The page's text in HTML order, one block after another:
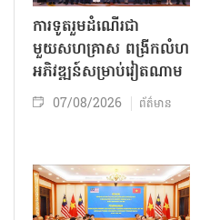
ការទូតរួមដំណើរជា
មួយសហគ្រាស ពង្រីកលំហ
អភិវឌ្ឍន៍សម្រាប់វៀតណាម
07/08/2026 ព័ត៌មាន